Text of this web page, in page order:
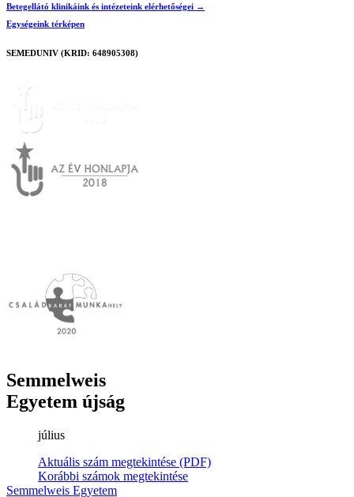
Betegellátó klinikáink és intézeteink elérhetőségei →
Egységeink térképen
SEMEDUNIV (KRID: 648905308)
Semmelweis
Egyetem újság
július
Aktuális szám megtekintése (PDF)
Korábbi számok megtekintése
Semmelweis Egyetem